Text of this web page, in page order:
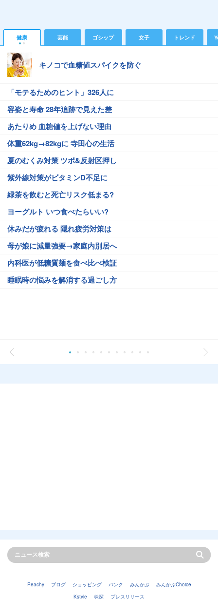
健康 芸能 ゴシップ 女子 トレンド
キノコで血糖値スパイクを防ぐ
「モテるためのヒント」326人に
容姿と寿命 28年追跡で見えた差
あたりめ 血糖値を上げない理由
体重62kg→82kgに 寺田心の生活
夏のむくみ対策 ツボ&反射区押し
紫外線対策がビタミンD不足に
緑茶を飲むと死亡リスク低まる?
ヨーグルト いつ食べたらいい?
休みだが疲れる 隠れ疲労対策は
母が娘に減量強要→家庭内別居へ
内科医が低糖質麺を食べ比べ検証
睡眠時の悩みを解消する過ごし方
Peachy ブログ ショッピング バンク みんかぶ
みんかぶChoice
Kstyle
株探 プレスリリース